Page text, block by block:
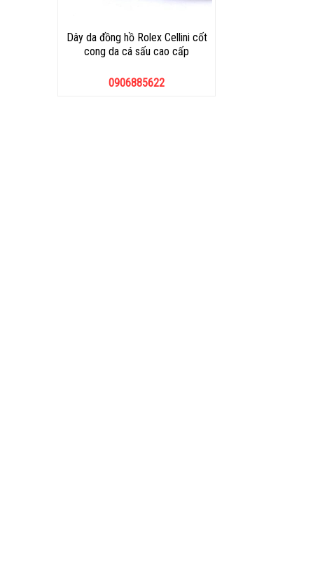
Dây da đồng hồ Rolex Cellini cốt
cong da cá sấu cao cấp
0906885622